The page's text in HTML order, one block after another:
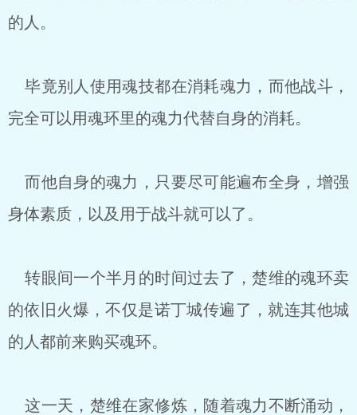
的人。
毕竟别人使用魂技都在消耗魂力，而他战斗，
完全可以用魂环里的魂力代替自身的消耗。
而他自身的魂力，只要尽可能遍布全身，增强
身体素质，以及用于战斗就可以了。
转眼间一个半月的时间过去了，楚维的魂环卖
的依旧火爆，不仅是诺丁城传遍了，就连其他城
的人都前来购买魂环。
这一天，楚维在家修炼，随着魂力不断涌动，